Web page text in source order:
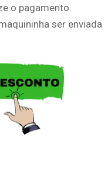
o pagamento.
ser enviada